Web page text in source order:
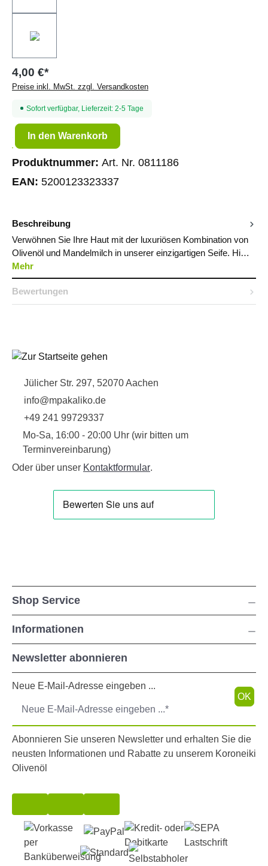
4,00 €*
Preise inkl. MwSt. zzgl. Versandkosten
Sofort verfügbar, Lieferzeit: 2-5 Tage
Produkt Anzahl: Gib den gewünschten Wert ein oder benutze die
In den Warenkorb
Produktnummer: Art. Nr. 0811186
EAN: 5200123323337
Beschreibung
Verwöhnen Sie Ihre Haut mit der luxuriösen Kombination von
Olivenöl und Mandelmilch in unserer einzigartigen Seife. Hi…
Mehr
Bewertungen
Jülicher Str. 297, 52070 Aachen
info@mpakaliko.de
+49 241 99729337
Mo-Sa, 16:00 - 20:00 Uhr (wir bitten um
Terminvereinbarung)
Oder über unser Kontaktformular.
Shop Service
Informationen
Newsletter abonnieren
Neue E-Mail-Adresse eingeben ...
OK
Abonnieren Sie unseren Newsletter und erhalten Sie die
neusten Informationen und Rabatte zu unserem Koroneiki
Olivenöl